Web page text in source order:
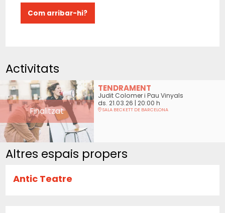
Com arribar-hi?
Activitats
Finalitzat
TENDRAMENT
Judit Colomer i Pau Vinyals
ds. 21.03.26 | 20:00 h
SALA BECKETT DE BARCELONA
Altres espais propers
Antic Teatre